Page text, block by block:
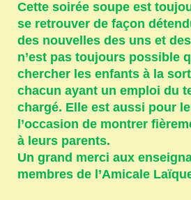
Cette soirée soupe est
se retrouver de façon
des nouvelles des uns et
n’est pas toujours possible
chercher les enfants à la
chacun ayant un emploi du
chargé. Elle est aussi pour
l’occasion de montrer
à leurs parents.
Un grand merci aux
membres de l’Amicale